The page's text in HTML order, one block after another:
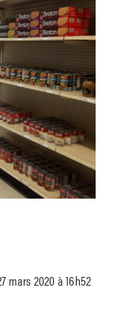
mars 2020 à 16h52